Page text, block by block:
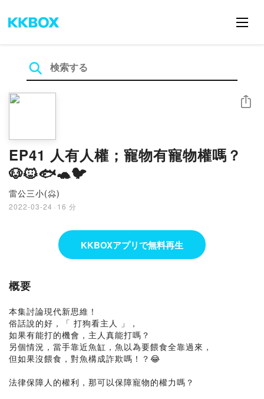
EP41 人有人權；寵物有寵物權嗎？
🐶🐱🐟🐢🐦
雷公三小(尛)
2022-03-24 · 16 分
シェア
KKBOXアプリで無料再生
概要
本集討論現代新思維！
俗話說的好，「 打狗看主人 」，
如果有能打的機會，主人真能打嗎？
另個情況，當手靠近魚缸，魚以為要餵食全靠過來，
但如果沒餵食，對魚構成詐欺嗎！？😂
法律保障人的權利，那可以保障寵物的權力嗎？